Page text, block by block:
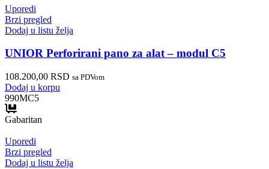
Uporedi
Brzi pregled
Dodaj u listu želja
UNIOR Perforirani pano za alat – modul C5
108.200,00 RSD sa PDVom
Dodaj u korpu
990MC5
Gabaritan
Uporedi
Brzi pregled
Dodaj u listu želja